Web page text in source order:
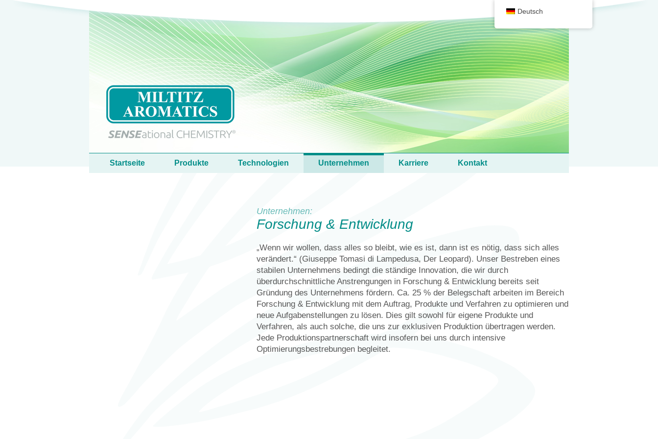
Hauptmenü
Startseite Produkte Technologien Unternehmen Karriere Kontakt
Unternehmen:
Forschung & Entwicklung
„Wenn wir wollen, dass alles so bleibt, wie es ist, dann ist es nötig, dass sich alles
verändert.“ (Giuseppe Tomasi di Lampedusa, Der Leopard). Unser Bestreben eines
stabilen Unternehmens bedingt die ständige Innovation, die wir durch
überdurchschnittliche Anstrengungen in Forschung & Entwicklung bereits seit
Gründung des Unternehmens fördern. Ca. 25 % der Belegschaft arbeiten im Bereich
Forschung & Entwicklung mit dem Auftrag, Produkte und Verfahren zu optimieren und
neue Aufgabenstellungen zu lösen. Dies gilt sowohl für eigene Produkte und
Verfahren, als auch solche, die uns zur exklusiven Produktion übertragen werden.
Jede Produktionspartnerschaft wird insofern bei uns durch intensive
Optimierungsbestrebungen begleitet.
Deutsch